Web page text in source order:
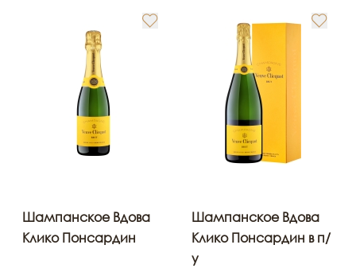
Шампанское Вдова
Клико Понсардин
Шампанское Вдова
Клико Понсардин в п/
у